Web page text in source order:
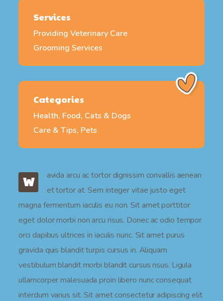
Services
Providing Veterinary Care
Grooming Services
Categories
Health, Food, Cats & Dogs
Care & Tips, Pets
W
avida arcu ac tortor dignissim convallis aenean
et tortor at. Sem integer vitae justo eget
magna fermentum iaculis eu non. Sit amet porttitor
eget dolor morbi non arcu risus. Donec ac odio tempor
orci dapibus ultrices in iaculis nunc. Sit amet purus
gravida quis blandit turpis cursus in. Aliquam
vestibulum blandit morbi blandit cursus risus. Ligula
ullamcorper malesuada proin libero nunc consequat
interdum varius sit. Sit amet consectetur adipiscing elit